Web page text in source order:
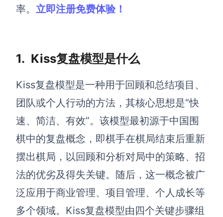
素材整理
在线白板
涂鸦画板
敏捷实践
思维和灵感整理
ER图
UML图
数据流图
情绪板
率。 立即注册免费体验！
1. Kiss复盘模型是什么
Kiss复盘模型是一种用于回顾和总结项目、
团队或个人行动的方法，其核心思想是“快
速、简洁、有效”。该模型最初源于中国围
棋中的复盘概念，即棋手在棋局结束后重新
摆出棋局，以回顾和分析对局中的策略、招
法的优劣及得失关键。随后，这一概念被广
泛应用于商业管理、项目管理、个人成长等
多个领域。Kiss复盘模型由四个关键步骤组